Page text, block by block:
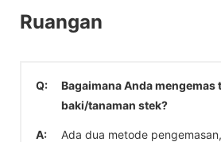
Ruangan
Q:
Bagaimana Anda mengemas
baki/tanaman stek?
A:
Ada dua metode